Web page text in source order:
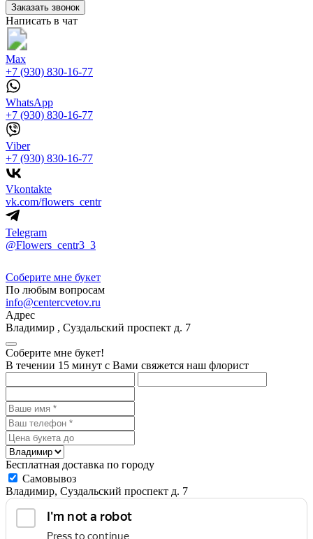
Заказать звонок
Написать в чат
Max
+7 (930) 830-16-77
WhatsApp
+7 (930) 830-16-77
Viber
+7 (930) 830-16-77
Vkontakte
vk.com/flowers_centr
Telegram
@Flowers_centr3_3
Соберите мне букет
По любым вопросам
info@centercvetov.ru
Адрес
Владимир , Суздальский проспект д. 7
Соберите мне букет!
В течении 15 минут с Вами свяжется наш флорист
Бесплатная доставка по городу
Самовывоз
Владимир, Суздальский проспект д. 7